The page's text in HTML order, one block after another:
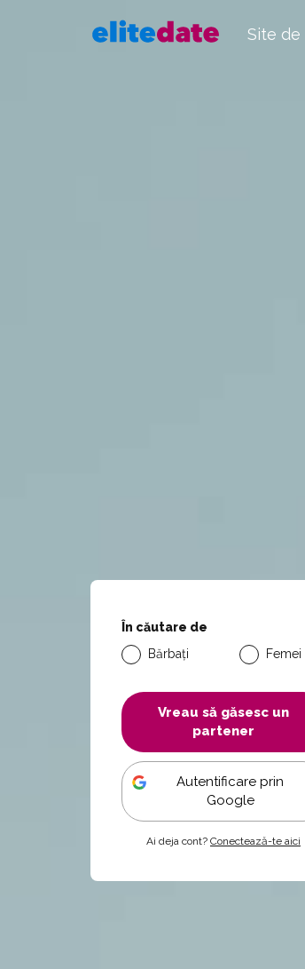
Site de
În căutare de
Bărbați
Femei
Vreau să găsesc un
partener
Autentificare prin
Google
Ai deja cont? Conectează-te aici